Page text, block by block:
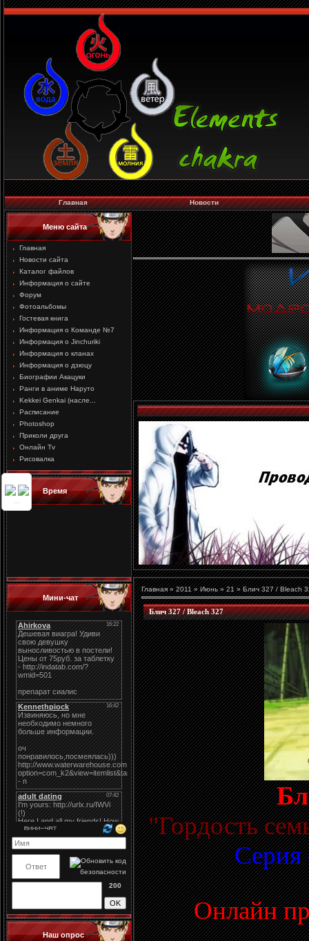
Главная Новости
Меню сайта
Главная
Новости сайта
Каталог файлов
Информация о сайте
Форум
Фотоальбомы
Гостевая книга
Информация о Команде №7
Информация о Jinchuriki
Информация о кланах
Информация о дзюцу
Биографии Акацуки
Ранги в аниме Наруто
Kekkei Genkai (насле...
Расписание
Photoshop
Приколи друга
Онлайн Tv
Рисовалка
Время
Мини-чат
200
Наш опрос
Главная»2011 » Июнь » 21» Блич 327 / Bleach
Блич 327 / Bleach 327
"Гордость
Cерия
Онлайн